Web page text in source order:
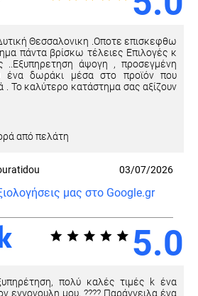
Θεσσαλονικη .Οποτε επισκεφθω
πάντα βρίσκω τέλειες Επιλογές κ
..Εξυπηρετηση άψογη , προσεγμένη
ένα δωράκι μέσα στο προϊόν που
. Το καλύτερο κατάστημα σας αξίζουν
από πελάτη
03/07/2026
μας στο Google.gr
5.0
πολύ καλές τιμές k ένα
εγγονουλη μου. ???? Παράγγειλα ένα